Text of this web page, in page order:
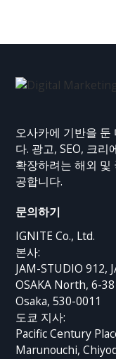
오사카에 기반을 둔
다. 광고, SEO, 크
확장하려는 해외 및
공합니다.
문의하기
IGNITE Co., Ltd.
본사:
JAM-STUDIO 912,
OSAKA North, 6-
Osaka, 530-0011
도쿄 지사:
Pacific Century
Marunouchi,